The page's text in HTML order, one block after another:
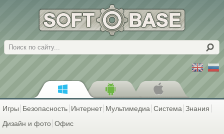
Поиск
Игры Безопасность Интернет Мультимедиа Система Знания
Дизайн и фото Офис